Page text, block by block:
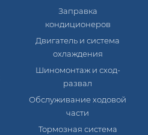
Заправка
кондиционеров
Двигатель и система
охлаждения
Шиномонтаж и сход-
развал
Обслуживание ходовой
части
Тормозная система